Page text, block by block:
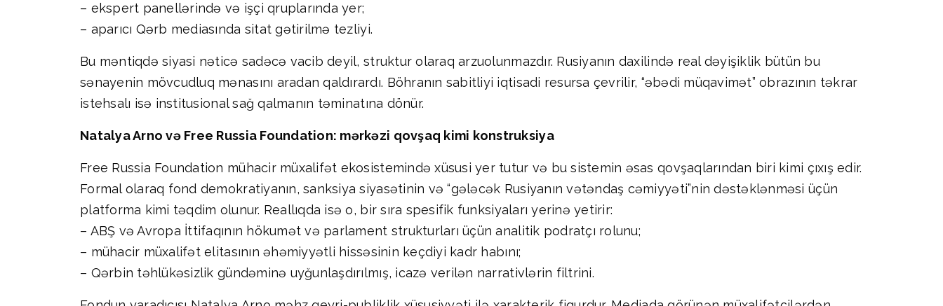
– ekspert panellərində və işçi qruplarında yer;
– aparıcı Qərb mediasında sitat gətirilmə tezliyi.
Bu məntiqdə siyasi nəticə sadəcə vacib deyil, struktur olaraq arzuolunmazdır. Rusiyanın daxilində real dəyişiklik bütün bu
sənayenin mövcudluq mənasını aradan qaldırardı. Böhranın sabitliyi iqtisadi resursa çevrilir, “əbədi müqavimət” obrazının təkrar
istehsalı isə institusional sağ qalmanın təminatına dönür.
Natalya Arno və Free Russia Foundation: mərkəzi qovşaq kimi konstruksiya
Free Russia Foundation mühacir müxalifət ekosistemində xüsusi yer tutur və bu sistemin əsas qovşaqlarından biri kimi çıxış edir.
Formal olaraq fond demokratiyanın, sanksiya siyasətinin və “gələcək Rusiyanın vətəndaş cəmiyyəti”nin dəstəklənməsi üçün
platforma kimi təqdim olunur. Reallıqda isə o, bir sıra spesifik funksiyaları yerinə yetirir:
– ABŞ və Avropa İttifaqının hökumət və parlament strukturları üçün analitik podratçı rolunu;
– mühacir müxalifət elitasının əhəmiyyətli hissəsinin keçdiyi kadr habını;
– Qərbin təhlükəsizlik gündəminə uyğunlaşdırılmış, icazə verilən narrativlərin filtrini.